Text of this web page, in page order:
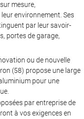
mesure,
environnement. Ses
par leur savoir-
portes de garage,
ou de nouvelle
(58) propose une large
pour une
par entreprise de
à vos exigences en